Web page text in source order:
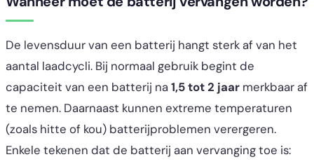
De levensduur van een batterij hangt sterk af van het
aantal laadcycli. Bij normaal gebruik begint de
capaciteit van een batterij na1,5 tot 2 jaar merkbaar af
te nemen. Daarnaast kunnen extreme temperaturen
(zoals hitte of kou) batterijproblemen verergeren.
Enkele tekenen dat de batterij aan vervanging toe is: